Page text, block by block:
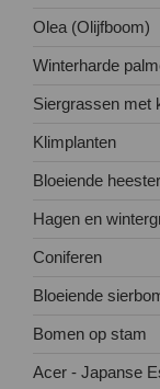
Olea (Olijfboom)
Winterharde
Siergrassen met
Klimplanten
Bloeiende
Hagen en
Coniferen
Bloeiende
Bomen op stam
Acer - Japanse